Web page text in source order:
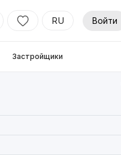
RU Войти
Застройщики